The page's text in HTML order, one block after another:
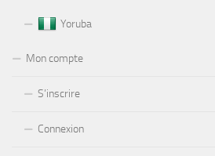
Yoruba
Mon compte
S’inscrire
Connexion